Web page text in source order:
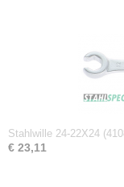
Stahlwille 24-22X24
€ 23,11